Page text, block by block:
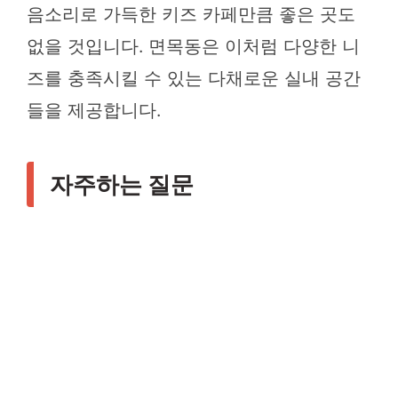
음소리로 가득한 키즈 카페만큼 좋은 곳도
없을 것입니다. 면목동은 이처럼 다양한 니
즈를 충족시킬 수 있는 다채로운 실내 공간
들을 제공합니다.
자주하는 질문